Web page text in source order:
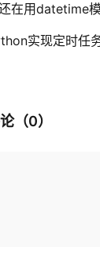
在用datetime
实现定时任
（0）